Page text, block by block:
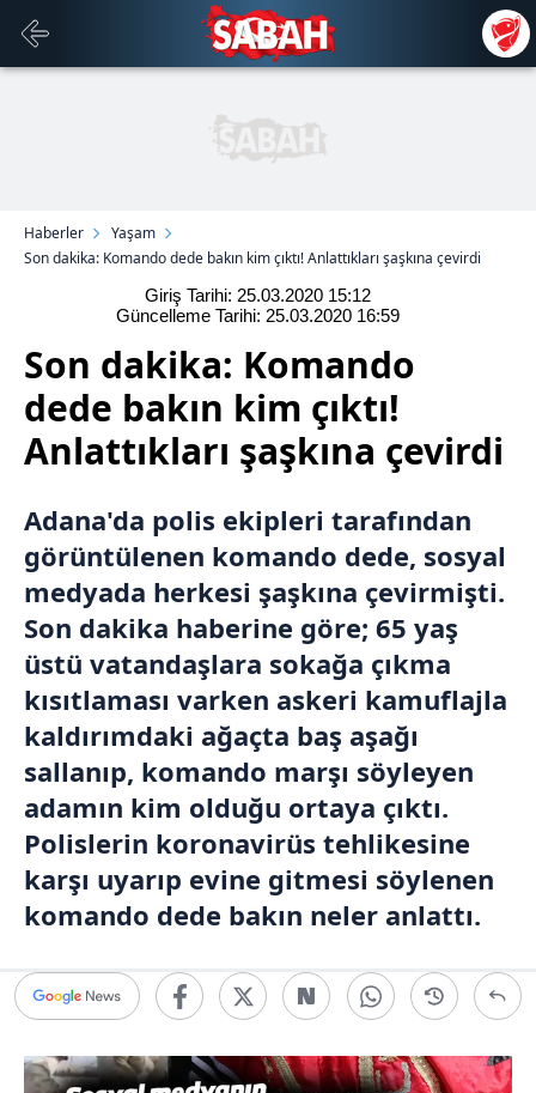
Haberler
Yaşam
Son dakika: Komando dede bakın kim çıktı! Anlattıkları şaşkına çevirdi
Giriş Tarihi: 25.03.2020 15:12
Güncelleme Tarihi: 25.03.2020 16:59
Son dakika: Komando
dede bakın kim çıktı!
Anlattıkları şaşkına çevirdi
Adana'da polis ekipleri tarafından
görüntülenen komando dede, sosyal
medyada herkesi şaşkına çevirmişti.
Son dakika haberine göre; 65 yaş
üstü vatandaşlara sokağa çıkma
kısıtlaması varken askeri kamuflajla
kaldırımdaki ağaçta baş aşağı
sallanıp, komando marşı söyleyen
adamın kim olduğu ortaya çıktı.
Polislerin koronavirüs tehlikesine
karşı uyarıp evine gitmesi söylenen
komando dede bakın neler anlattı.